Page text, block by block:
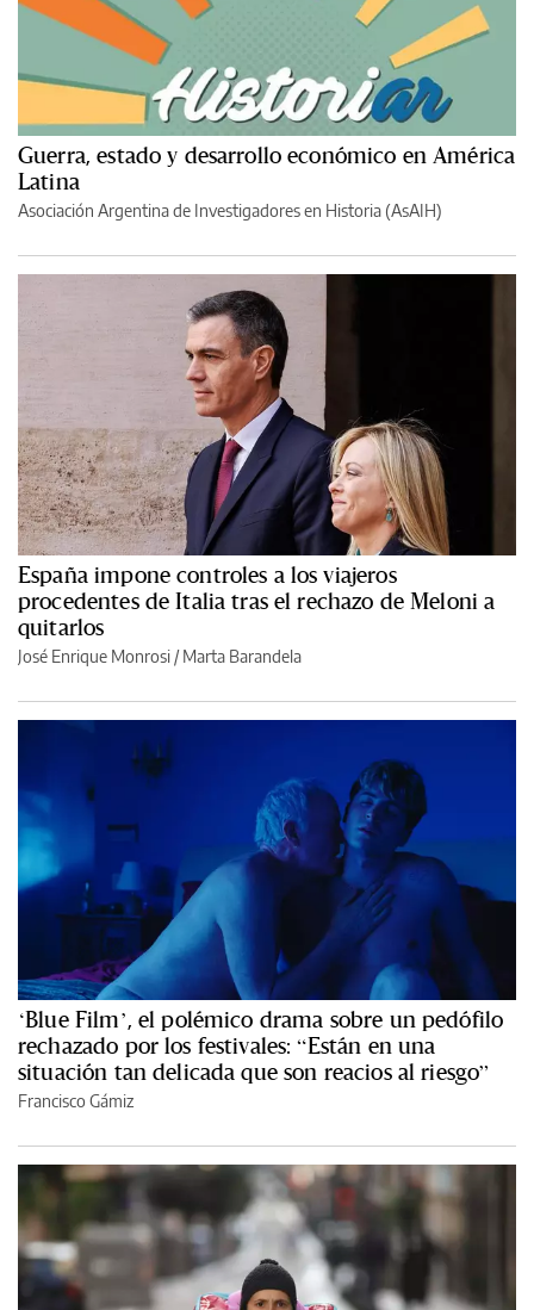
Guerra, estado y desarrollo económico en América
Latina
Asociación Argentina de Investigadores en Historia (AsAIH)
España impone controles a los viajeros
procedentes de Italia tras el rechazo de Meloni a
quitarlos
José Enrique Monrosi / Marta Barandela
‘Blue Film’, el polémico drama sobre un pedófilo
rechazado por los festivales: “Están en una
situación tan delicada que son reacios al riesgo”
Francisco Gámiz